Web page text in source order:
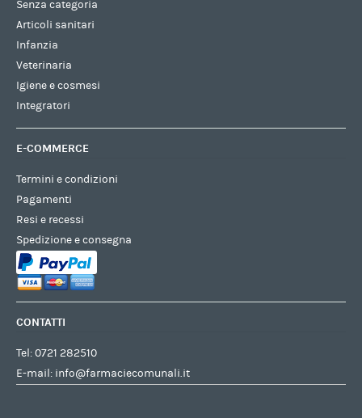
Senza categoria
Articoli sanitari
Infanzia
Veterinaria
Igiene e cosmesi
Integratori
E-COMMERCE
Termini e condizioni
Pagamenti
Resi e recessi
Spedizione e consegna
CONTATTI
Tel:0721 282510
E-mail: info@farmaciecomunali.it